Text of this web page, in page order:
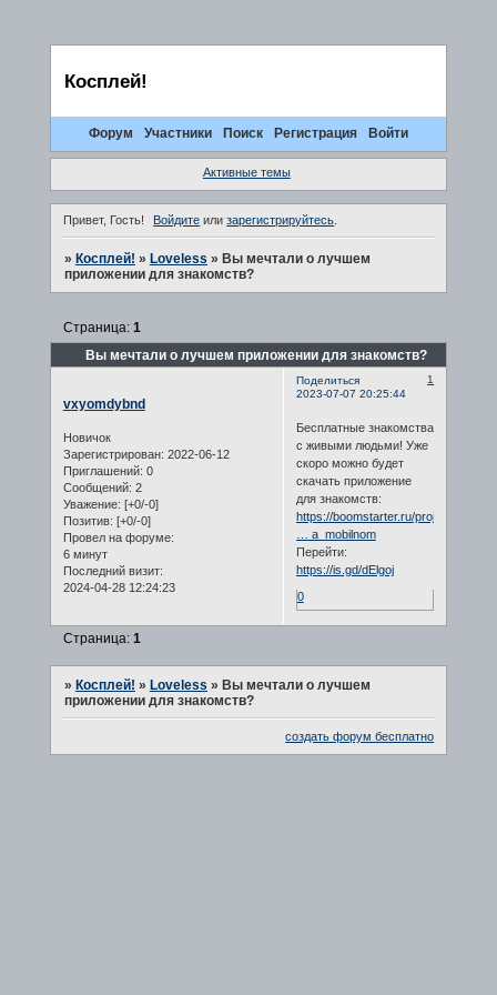
Косплей!
Форум Участники Поиск Регистрация Войти
Активные темы
Привет, Гость! Войдите илизарегистрируйтесь.
» Косплей! » Loveless » Вы мечтали о лучшем
приложении для знакомств?
Вы мечтали о лучшем приложении для знакомств?
Страница: 1
Поделиться
1
2023-07-07 20:25:44
vxyomdybnd
Новичок
Зарегистрирован: 2022-06-12
Приглашений: 0
Сообщений: 2
Уважение: [+0/-0]
Позитив: [+0/-0]
Провел на форуме:
6 минут
Последний визит:
2024-04-28 12:24:23
Бесплатные знакомства
с живыми людьми! Уже
скоро можно будет
скачать приложение
для знакомств:
https://boomstarter.ru/projects/
… a_mobilnom
Перейти:
https://is.gd/dElgoj
0
Страница: 1
» Косплей! » Loveless » Вы мечтали о лучшем
приложении для знакомств?
создать форум бесплатно